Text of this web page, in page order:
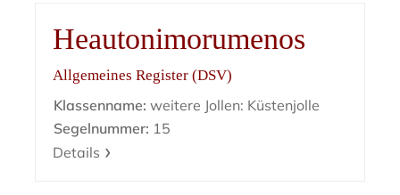
Heautonimorumenos
Allgemeines Register (DSV)
Klassenname: weitere Jollen: Küstenjolle
Segelnummer: 15
Details